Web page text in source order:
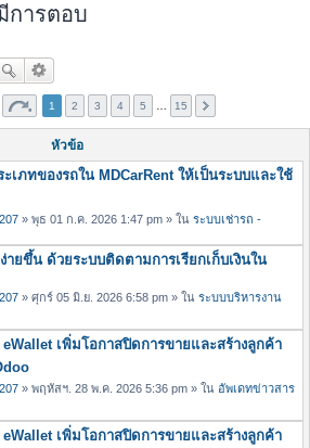
การตอบ
1 2 3 4 5 15
หัวข้อ
เภทของรถใน MDCarRent ให้เป็นระบบและใช้
» พุธ 01 ก.ค. 2026 1:47 pm » ใน ระบบเช่ารถ -
ยขึ้น ด้วยระบบติดตามการเรียกเก็บเงินใน
» ศุกร์ 05 มิ.ย. 2026 6:58 pm » ใน ระบบบริหารงาน
เพิ่มโอกาสปิดการขายและสร้างลูกค้า
» พฤหัสฯ. 28 พ.ค. 2026 5:36 pm » ใน อัพเดทข่าวสาร
เพิ่มโอกาสปิดการขายและสร้างลูกค้า